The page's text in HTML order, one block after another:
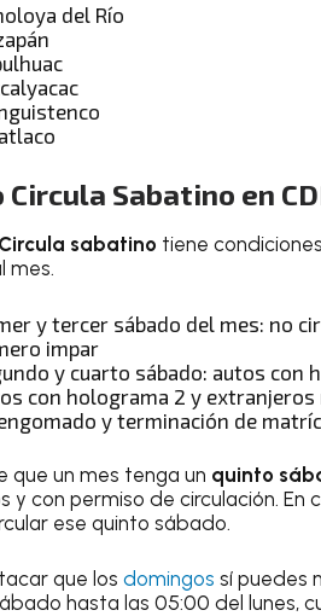
del Río
Circula Sabatino en
sabatino tiene
mes.
y tercer sábado del mes: no
impar
y cuarto sábado: autos con
con holograma 2 y
y terminación de
que un mes tenga un quinto
y con permiso de circulación. En
ese quinto sábado.
que los domingos sí puedes
hasta las 05:00 del lunes,